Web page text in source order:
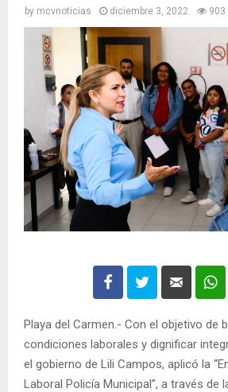
by mcvnoticias diciembre 3, 2022 903
Playa del Carmen.- Con el objetivo de
condiciones laborales y dignificar
el gobierno de Lili Campos, aplicó la
Laboral Policía Municipal”, a través de